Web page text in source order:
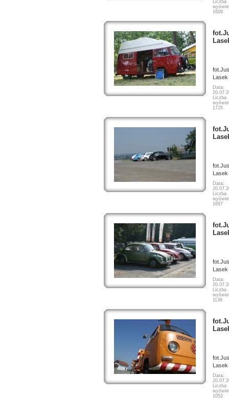
Liczba
1609
Lasek
Data:
Liczba
1725
Lasek
Data:
Liczba
1697
Lasek
Data:
Liczba
1136
Lasek
Data:
Liczba
1052